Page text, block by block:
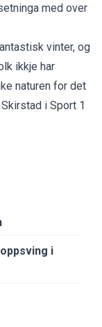
med over
vinter, og
ikkje har
naturen for det
i Sport 1
i